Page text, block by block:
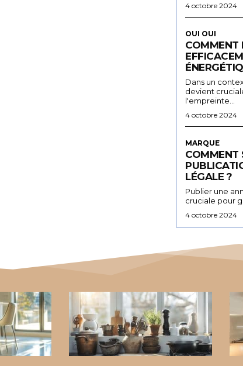
4 octobre 2024
OUI OUI
COMMENT
Dans un
devient
l'empreinte...
4 octobre 2024
MARQUE
COMMENT
LÉGALE ?
Publier une
cruciale pour
4 octobre 2024